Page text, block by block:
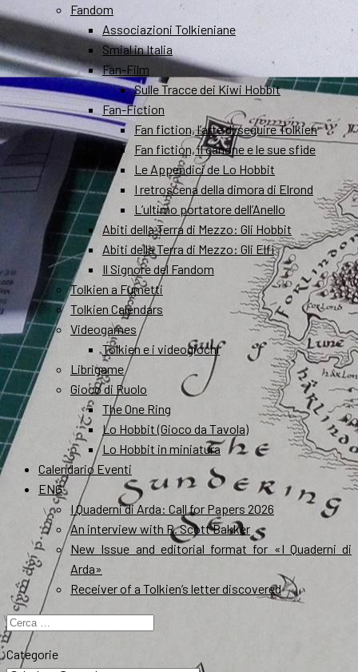
Fandom
Associazioni Tolkieniane
Smial in Italia
Fan-Film
Sulle Tracce dei Kiwi Hobbit
Fan-Fiction
Fan fiction, l’arte di seguire Tolkien
Fan fiction, il canone e le sue sfide
Le Appendici de Lo Hobbit
I retroscena della dimora di Elrond
L’ultimo portatore dell’Anello
Abiti della Terra di Mezzo: Gli Hobbit
Abiti della Terra di Mezzo: Gli Elfi
Il Signore del Fandom
Tolkien a Fumetti
Tolkien Calendars
Videogames
Tolkien e i videogiochi
Librigame
Gioco di Ruolo
The One Ring
Lo Hobbit (Gioco da Tavola)
Lo Hobbit in miniatura
Calendario Eventi
ENG
I Quaderni di Arda: Call for Papers 2026
An interview with R. Scott Bakker
New Issue and editorial format for «I Quaderni di
Arda»
Receiver of a Tolkien’s letter discovered
Ricerca
per:
Categorie